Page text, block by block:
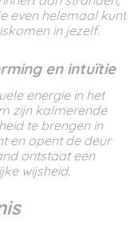
even helemaal kunt
in jezelf.
en intuïtie
energie in het
zijn kalmerende
te brengen in
en opent de deur
ontstaat een
wijsheid.